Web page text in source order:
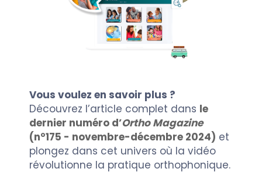
Vous voulez en savoir plus ?
Découvrez l’article complet dans le
dernier numéro d’Ortho Magazine
(n°175 - novembre-décembre 2024) et
plongez dans cet univers où la vidéo
révolutionne la pratique orthophonique.